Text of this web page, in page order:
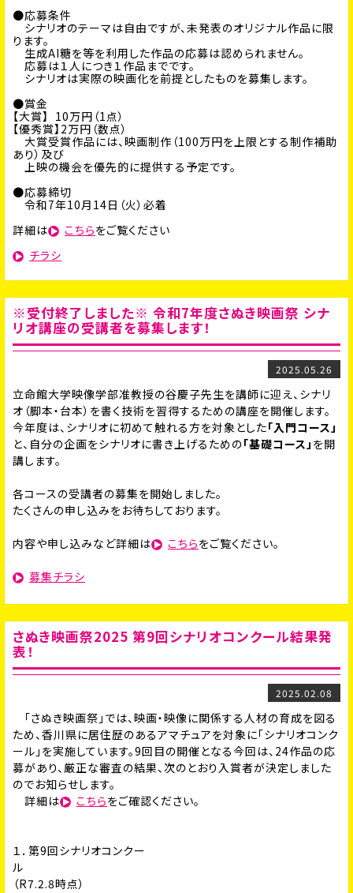
●応募条件
シナリオのテーマは自由ですが、未発表のオリジナル作品に限
ります。
生成AI糖を等を利用した作品の応募は認められません。
応募は１人につき１作品までです。
シナリオは実際の映画化を前提としたものを募集します。
●賞金
【大賞】 10万円（1点）
【優秀賞】2万円（数点）
大賞受賞作品には、映画制作（100万円を上限とする制作補助
あり）及び
上映の機会を優先的に提供する予定です。
●応募締切
令和7年10月14日（火）必着
詳細は
こちらをご覧ください
チラシ
※受付終了しました※ 令和7年度さぬき映画祭 シナ
リオ講座の受講者を募集します！
2025.05.26
立命館大学映像学部准教授の谷慶子先生を講師に迎え、シナリ
オ（脚本・台本）を書く技術を習得するための講座を開催します。
今年度は、シナリオに初めて触れる方を対象とした「入門コース」
と、自分の企画をシナリオに書き上げるための「基礎コース」 を開
講します。
各コースの受講者の募集を開始しました。
たくさんの申し込みをお待ちしております。
内容や申し込みなど詳細は こちらをご覧ください。
募集チラシ
さぬき映画祭2025 第9回シナリオコンクール結果発
表！
2025.02.08
「さぬき映画祭」では、映画・映像に関係する人材の育成を図る
ため、香川県に居住歴のあるアマチュアを対象に「シナリオコンク
ール」を実施しています。9回目の開催となる今回は、24作品の応
募があり、厳正な審査の結果、次のとおり入賞者が決定しました
のでお知らせします。
詳細は
こちらをご確認ください。
１．第9回シナリオコンクー
（R7.2.8時点）